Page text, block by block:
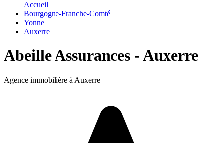
Accueil
Bourgogne-Franche-Comté
Yonne
Auxerre
Abeille Assurances - Auxerre
Agence immobilière à Auxerre